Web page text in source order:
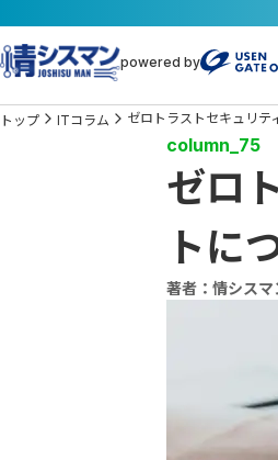
powered by
トップ ITコラム ゼロトラストセキュリテ
column_75
ゼロ
トに
著者：情シスマ